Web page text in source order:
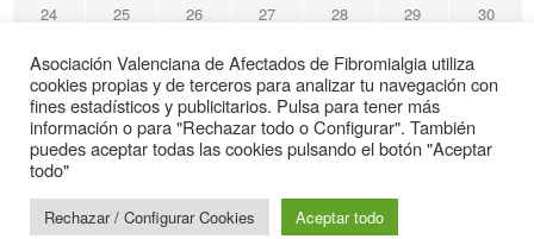
24
25 26 27 28 29
30
31
« May
Avafi Asociación Valenciana de Afectados de Fibromialgia
Web de interés sanitario
Asociación Valenciana de Afectados de Fibromialgia utiliza
cookies propias y de terceros para analizar tu navegación con
fines estadísticos y publicitarios. Pulsa para tener más
información o para "Rechazar todo o Configurar". También
puedes aceptar todas las cookies pulsando el botón "Aceptar
todo"
Rechazar / Configurar Cookies Aceptar todo